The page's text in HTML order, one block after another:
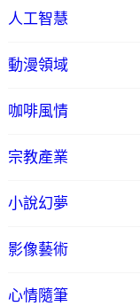
人工智慧
動漫領域
咖啡風情
宗教產業
小說幻夢
影像藝術
心情隨筆